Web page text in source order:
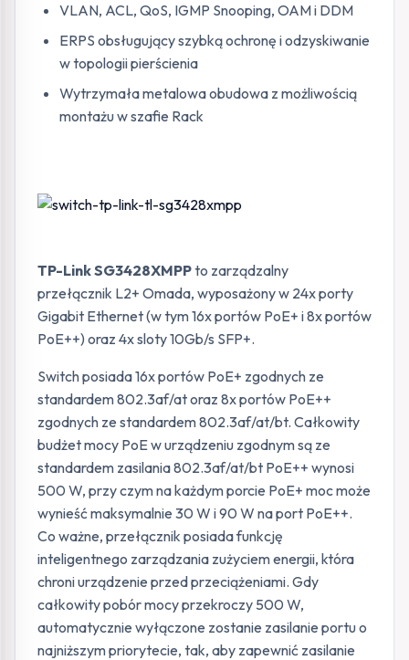
VLAN, ACL, QoS, IGMP Snooping, OAM i DDM
ERPS obsługujący szybką ochronę i odzyskiwanie
w topologii pierścienia
Wytrzymała metalowa obudowa z możliwością
montażu w szafie Rack
TP-Link SG3428XMPPto zarządzalny
przełącznik L2+ Omada, wyposażony w 24x porty
Gigabit Ethernet (w tym 16x portów PoE+ i 8x portów
PoE++) oraz 4x sloty 10Gb/s SFP+.
Switch posiada 16x portów PoE+ zgodnych ze
standardem 802.3af/at oraz 8x portów PoE++
zgodnych ze standardem 802.3af/at/bt. Całkowity
budżet mocy PoE w urządzeniu zgodnym są ze
standardem zasilania 802.3af/at/bt PoE++ wynosi
500 W, przy czym na każdym porcie PoE+ moc może
wynieść maksymalnie 30 W i 90 W na port PoE++.
Co ważne, przełącznik posiada funkcję
inteligentnego zarządzania zużyciem energii, która
chroni urządzenie przed przeciążeniami. Gdy
całkowity pobór mocy przekroczy 500 W,
automatycznie wyłączone zostanie zasilanie portu o
najniższym priorytecie, tak, aby zapewnić zasilanie